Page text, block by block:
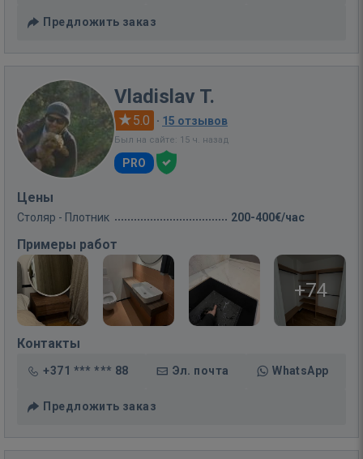
Предложить заказ
Vladislav T.
5.0 · 15 отзывов
Был на сайте: 15 ч. назад
PRO
Цены
Столяр - Плотник 200-400€/час
Примеры работ
+74
Контакты
+371 *** *** 88 Эл. почта WhatsApp
Предложить заказ